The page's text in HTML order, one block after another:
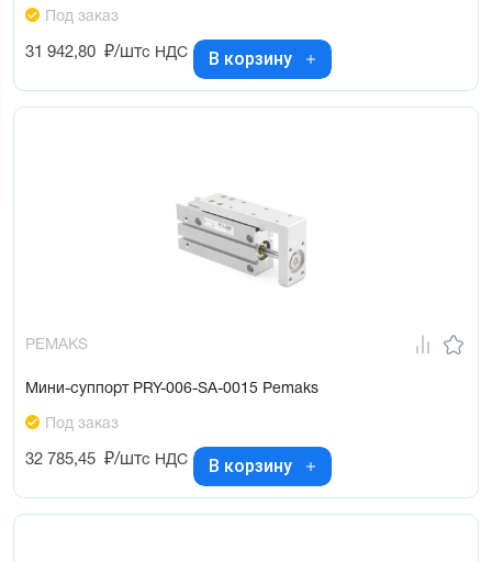
Под заказ
31 942,80 ₽/штс НДС В корзину
PEMAKS
Мини-суппорт PRY-006-SA-0015 Pemaks
Под заказ
32 785,45 ₽/штс НДС В корзину